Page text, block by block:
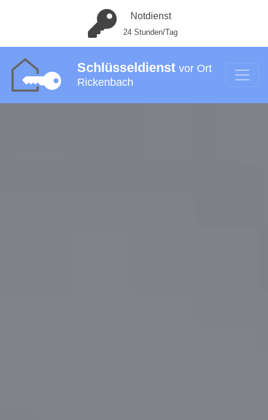
Notdienst
24 Stunden/Tag
Schlüsseldienst vor Ort
Rickenbach